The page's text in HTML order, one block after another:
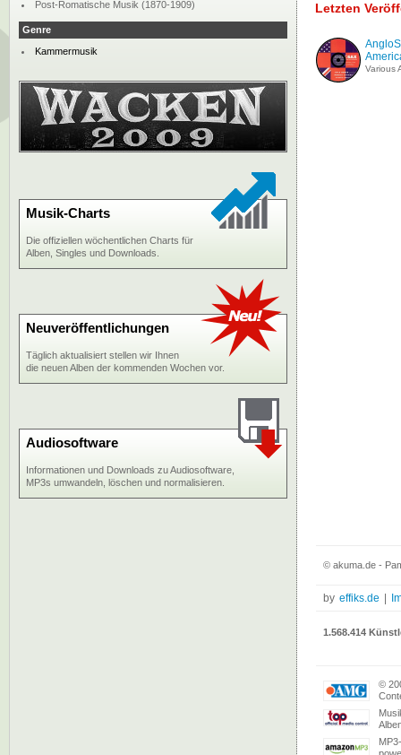
Letzten
Various
Post-Romatische Musik (1870-1909)
Genre
Kammermusik
Musik-Charts
Die offiziellen wöchentlichen Charts für
Alben, Singles und Downloads.
Neuveröffentlichungen
Täglich aktualisiert stellen wir Ihnen
die neuen Alben der kommenden Wochen vor.
Audiosoftware
Informationen und Downloads zu Audiosoftware,
MP3s umwandeln, löschen und normalisieren.
© akuma.de -
by effiks.de
1.568.414
©